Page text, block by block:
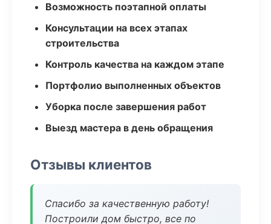
Возможность поэтапной оплаты
Консультации на всех этапах
строительства
Контроль качества на каждом этапе
Портфолио выполненных объектов
Уборка после завершения работ
Выезд мастера в день обращения
Отзывы клиентов
Спасибо за качественную работу!
Построили дом быстро, все по